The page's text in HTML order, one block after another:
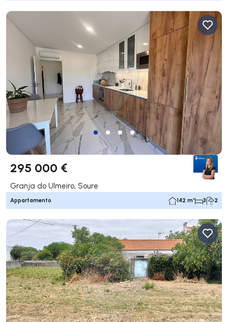
295 000 €
Granja do Ulmeiro, Soure
Appartamento 142 m² 3 2